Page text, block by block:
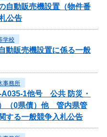
自動販売機設置（物件番
公告
学校
動販売機設置に係る一般
事務所
A035-1他号 公共 防災・
（0県債）他 管内県管
する一般競争入札公告